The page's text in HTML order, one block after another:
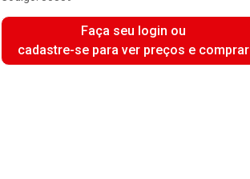
Faça seu login ou
cadastre-se para ver preços e comprar